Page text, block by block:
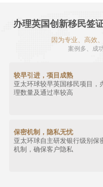
办理英国创新移民签
因为专业、高效
案例多、成
较早引进，项目成熟
亚太环球较早英国移民项目，
理数量及通过率较高
保密机制，隐私无忧
亚太环球自主研发银行级别保
机制，确保客户隐私